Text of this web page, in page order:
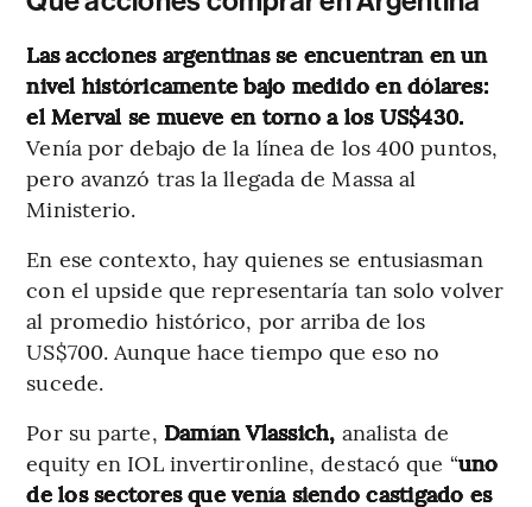
Las acciones argentinas se encuentran en un
nivel históricamente bajo medido en dólares:
el Merval se mueve en torno a los US$430.
Venía por debajo de la línea de los 400 puntos,
pero avanzó tras la llegada de Massa al
Ministerio.
En ese contexto, hay quienes se entusiasman
con el upside que representaría tan solo volver
al promedio histórico, por arriba de los
US$700. Aunque hace tiempo que eso no
sucede.
Por su parte, Damían Vlassich, analista de
equity en IOL invertironline, destacó que “uno
de los sectores que venía siendo castigado es